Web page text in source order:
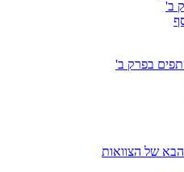
ב'
בפרק ב'
של הצוואות